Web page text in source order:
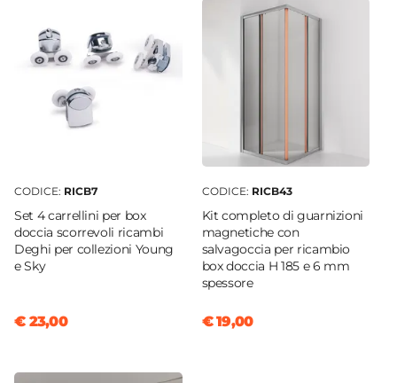
CODICE: RICB7
Set 4 carrellini per box
doccia scorrevoli ricambi
Deghi per collezioni Young
e Sky
€ 23,00
CODICE: RICB43
Kit completo di guarnizioni
magnetiche con
salvagoccia per ricambio
box doccia H 185 e 6 mm
spessore
€ 19,00